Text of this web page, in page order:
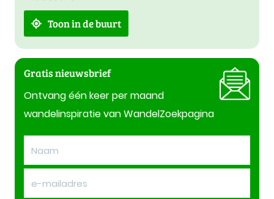
Toon in de buurt
Gratis nieuwsbrief
Ontvang één keer per maand
wandelinspiratie van WandelZoekpagina